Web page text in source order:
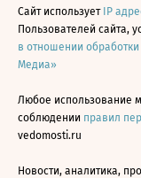
Сайт использует IP
Пользователей сайта,
в отношении
Медиа»
Любое использование
соблюдении правил
vedomosti.ru
Новости, аналитика,